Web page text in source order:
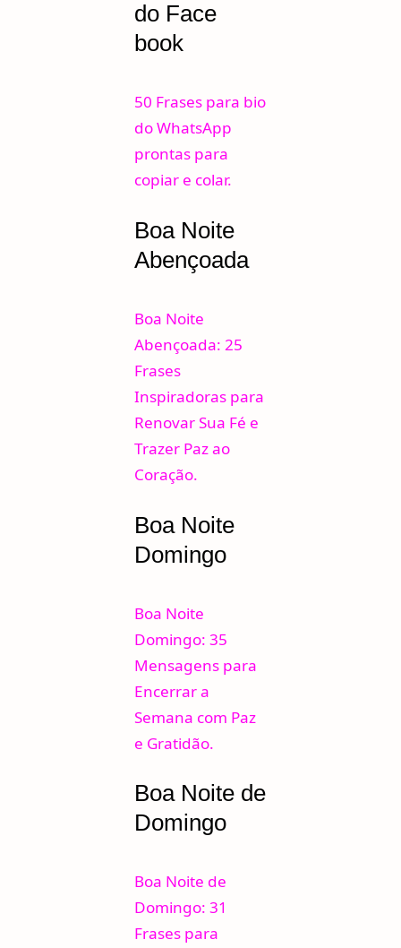
do Face
book
50 Frases para bio
do WhatsApp
prontas para
copiar e colar.
Boa Noite
Abençoada
Boa Noite
Abençoada: 25
Frases
Inspiradoras para
Renovar Sua Fé e
Trazer Paz ao
Coração.
Boa Noite
Domingo
Boa Noite
Domingo: 35
Mensagens para
Encerrar a
Semana com Paz
e Gratidão.
Boa Noite de
Domingo
Boa Noite de
Domingo: 31
Frases para